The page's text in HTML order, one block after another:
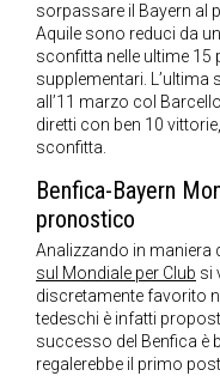
sorpassare il Bayern al
Aquile sono reduci da
sconfitta nelle ultime 15
supplementari. L’ultima
all’11 marzo col
diretti con ben 10
sconfitta.
Benfica-Bayern
pronostico
Analizzando in maniera
sul Mondiale per Club si
discretamente favorito
tedeschi è infatti
successo del Benfica è
regalerebbe il primo